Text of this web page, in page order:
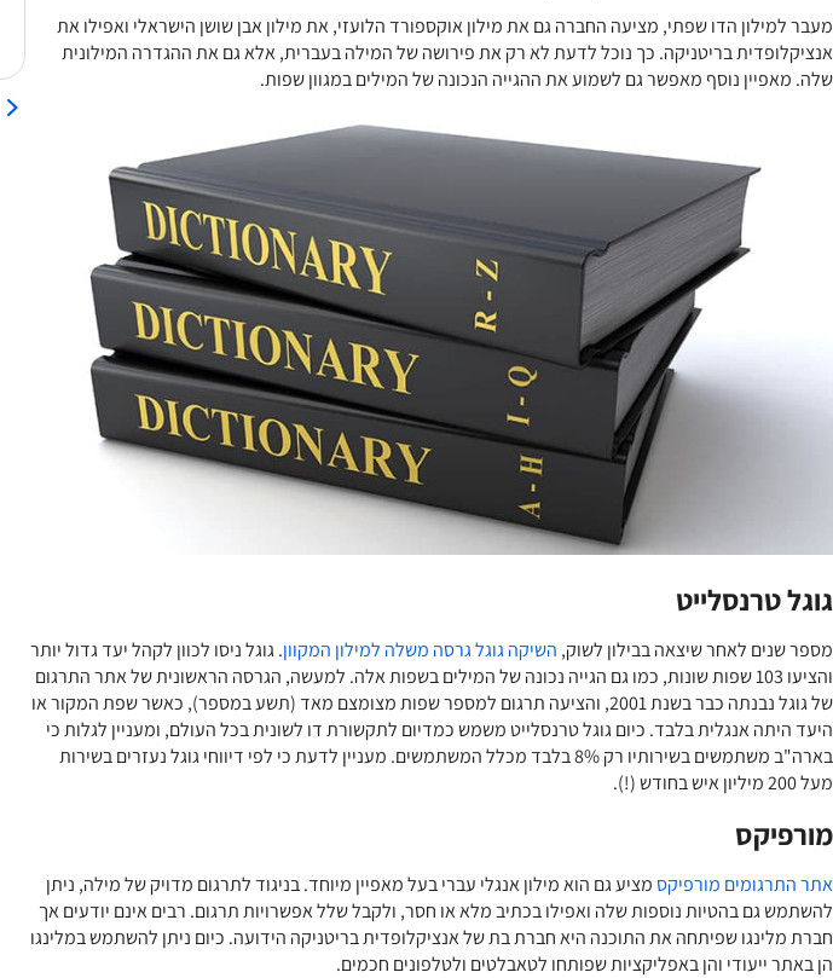
קרא עוד 15/03/2023
מעבר למילון הדו שפתי, מציעה החברה גם את מילון אוקספורד הלועזי, את מילון אבן שושן הישראלי ואפילו את
אנציקלופדית בריטניקה. כך נוכל לדעת לא רק את פירושה של המילה בעברית, אלא גם את ההגדרה המילונית
שלה. מאפיין נוסף מאפשר גם לשמוע את ההגייה הנכונה של המילים במגוון שפות.
גוגל טרנסלייט
מספר שנים לאחר שיצאה בבילון לשוק, השיקה גוגל גרסה משלה למילון המקוון. גוגל ניסו לכוון לקהל יעד גדול יותר
והציעו 103 שפות שונות, כמו גם הגייה נכונה של המילים בשפות אלה. למעשה, הגרסה הראשונית של אתר התרגום
של גוגל נבנתה כבר בשנת 2001, והציעה תרגום למספר שפות מצומצם מאד (תשע במספר), כאשר שפת המקור או
היעד היתה אנגלית בלבד. כיום גוגל טרנסלייט משמש כמדיום לתקשורת דו לשונית בכל העולם, ומעניין לגלות כי
בארה"ב משתמשים בשירותיו רק 8% בלבד מכלל המשתמשים. מעניין לדעת כי לפי דיווחי גוגל נעזרים בשירות
מעל 200 מיליון איש בחודש (!).
מורפיקס
אתר התרגומים מורפיקסמציע גם הוא מילון אנגלי עברי בעל מאפיין מיוחד. בניגוד לתרגום מדויק של מילה, ניתן
להשתמש גם בהטיות נוספות שלה ואפילו בכתיב מלא או חסר, ולקבל שלל אפשרויות תרגום. רבים אינם יודעים אך
חברת מלינגו שפיתחה את התוכנה היא חברת בת של אנציקלופדית בריטניקה הידועה. כיום ניתן להשתמש במלינגו
הן באתר ייעודי והן באפליקציות שפותחו לטאבלטים ולטלפונים חכמים.